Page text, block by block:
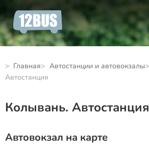
Главная Автостанции и автовокзалы
Автостанция
Колывань. Автостанция
Автовокзал на карте